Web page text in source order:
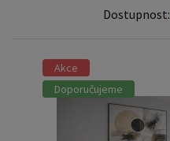
Dostupnost:
Akce
Doporučujeme